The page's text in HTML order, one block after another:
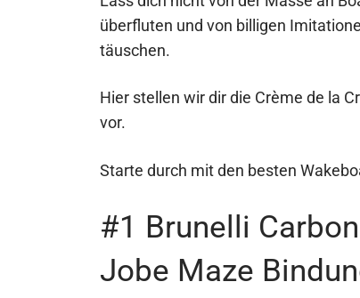
überfluten und von billigen
täuschen.
Hier stellen wir dir die Crème de la
vor.
Starte durch mit den besten
#1 Brunelli
Jobe Maze